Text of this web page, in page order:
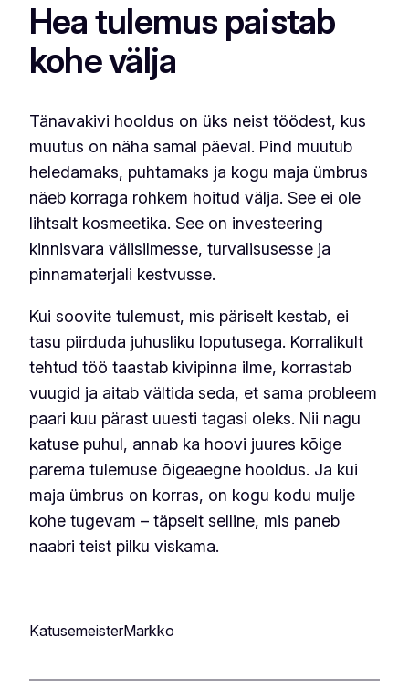
Hea tulemus paistab
kohe välja
Tänavakivi hooldus on üks neist töödest, kus
muutus on näha samal päeval. Pind muutub
heledamaks, puhtamaks ja kogu maja ümbrus
näeb korraga rohkem hoitud välja. See ei ole
lihtsalt kosmeetika. See on investeering
kinnisvara välisilmesse, turvalisusesse ja
pinnamaterjali kestvusse.
Kui soovite tulemust, mis päriselt kestab, ei
tasu piirduda juhusliku loputusega. Korralikult
tehtud töö taastab kivipinna ilme, korrastab
vuugid ja aitab vältida seda, et sama probleem
paari kuu pärast uuesti tagasi oleks. Nii nagu
katuse puhul, annab ka hoovi juures kõige
parema tulemuse õigeaegne hooldus. Ja kui
maja ümbrus on korras, on kogu kodu mulje
kohe tugevam – täpselt selline, mis paneb
naabri teist pilku viskama.
KatusemeisterMarkko